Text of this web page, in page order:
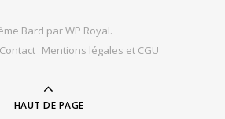
Bard parWP Royal.
Contact Mentions légales et CGU
HAUT DE PAGE